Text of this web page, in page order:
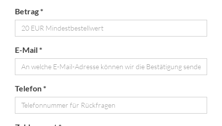
Betrag *
E-Mail *
Telefon *